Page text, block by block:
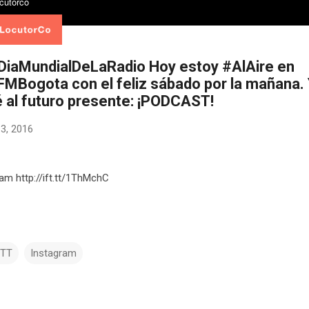
Hoy estoy #AlAire en
con el feliz sábado por la mañana.
futuro presente: ¡PODCAST!
2016
http://ift.tt/1ThMchC
Instagram